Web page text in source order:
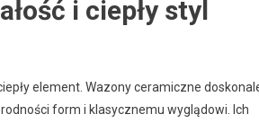
i ciepły styl
element. Wazony ceramiczne
form i klasycznemu wyglądowi. Ich